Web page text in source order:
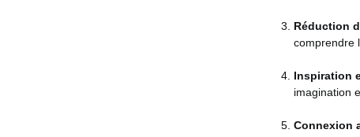
Réduction
comprendre
Inspiration
imagination
Connexion